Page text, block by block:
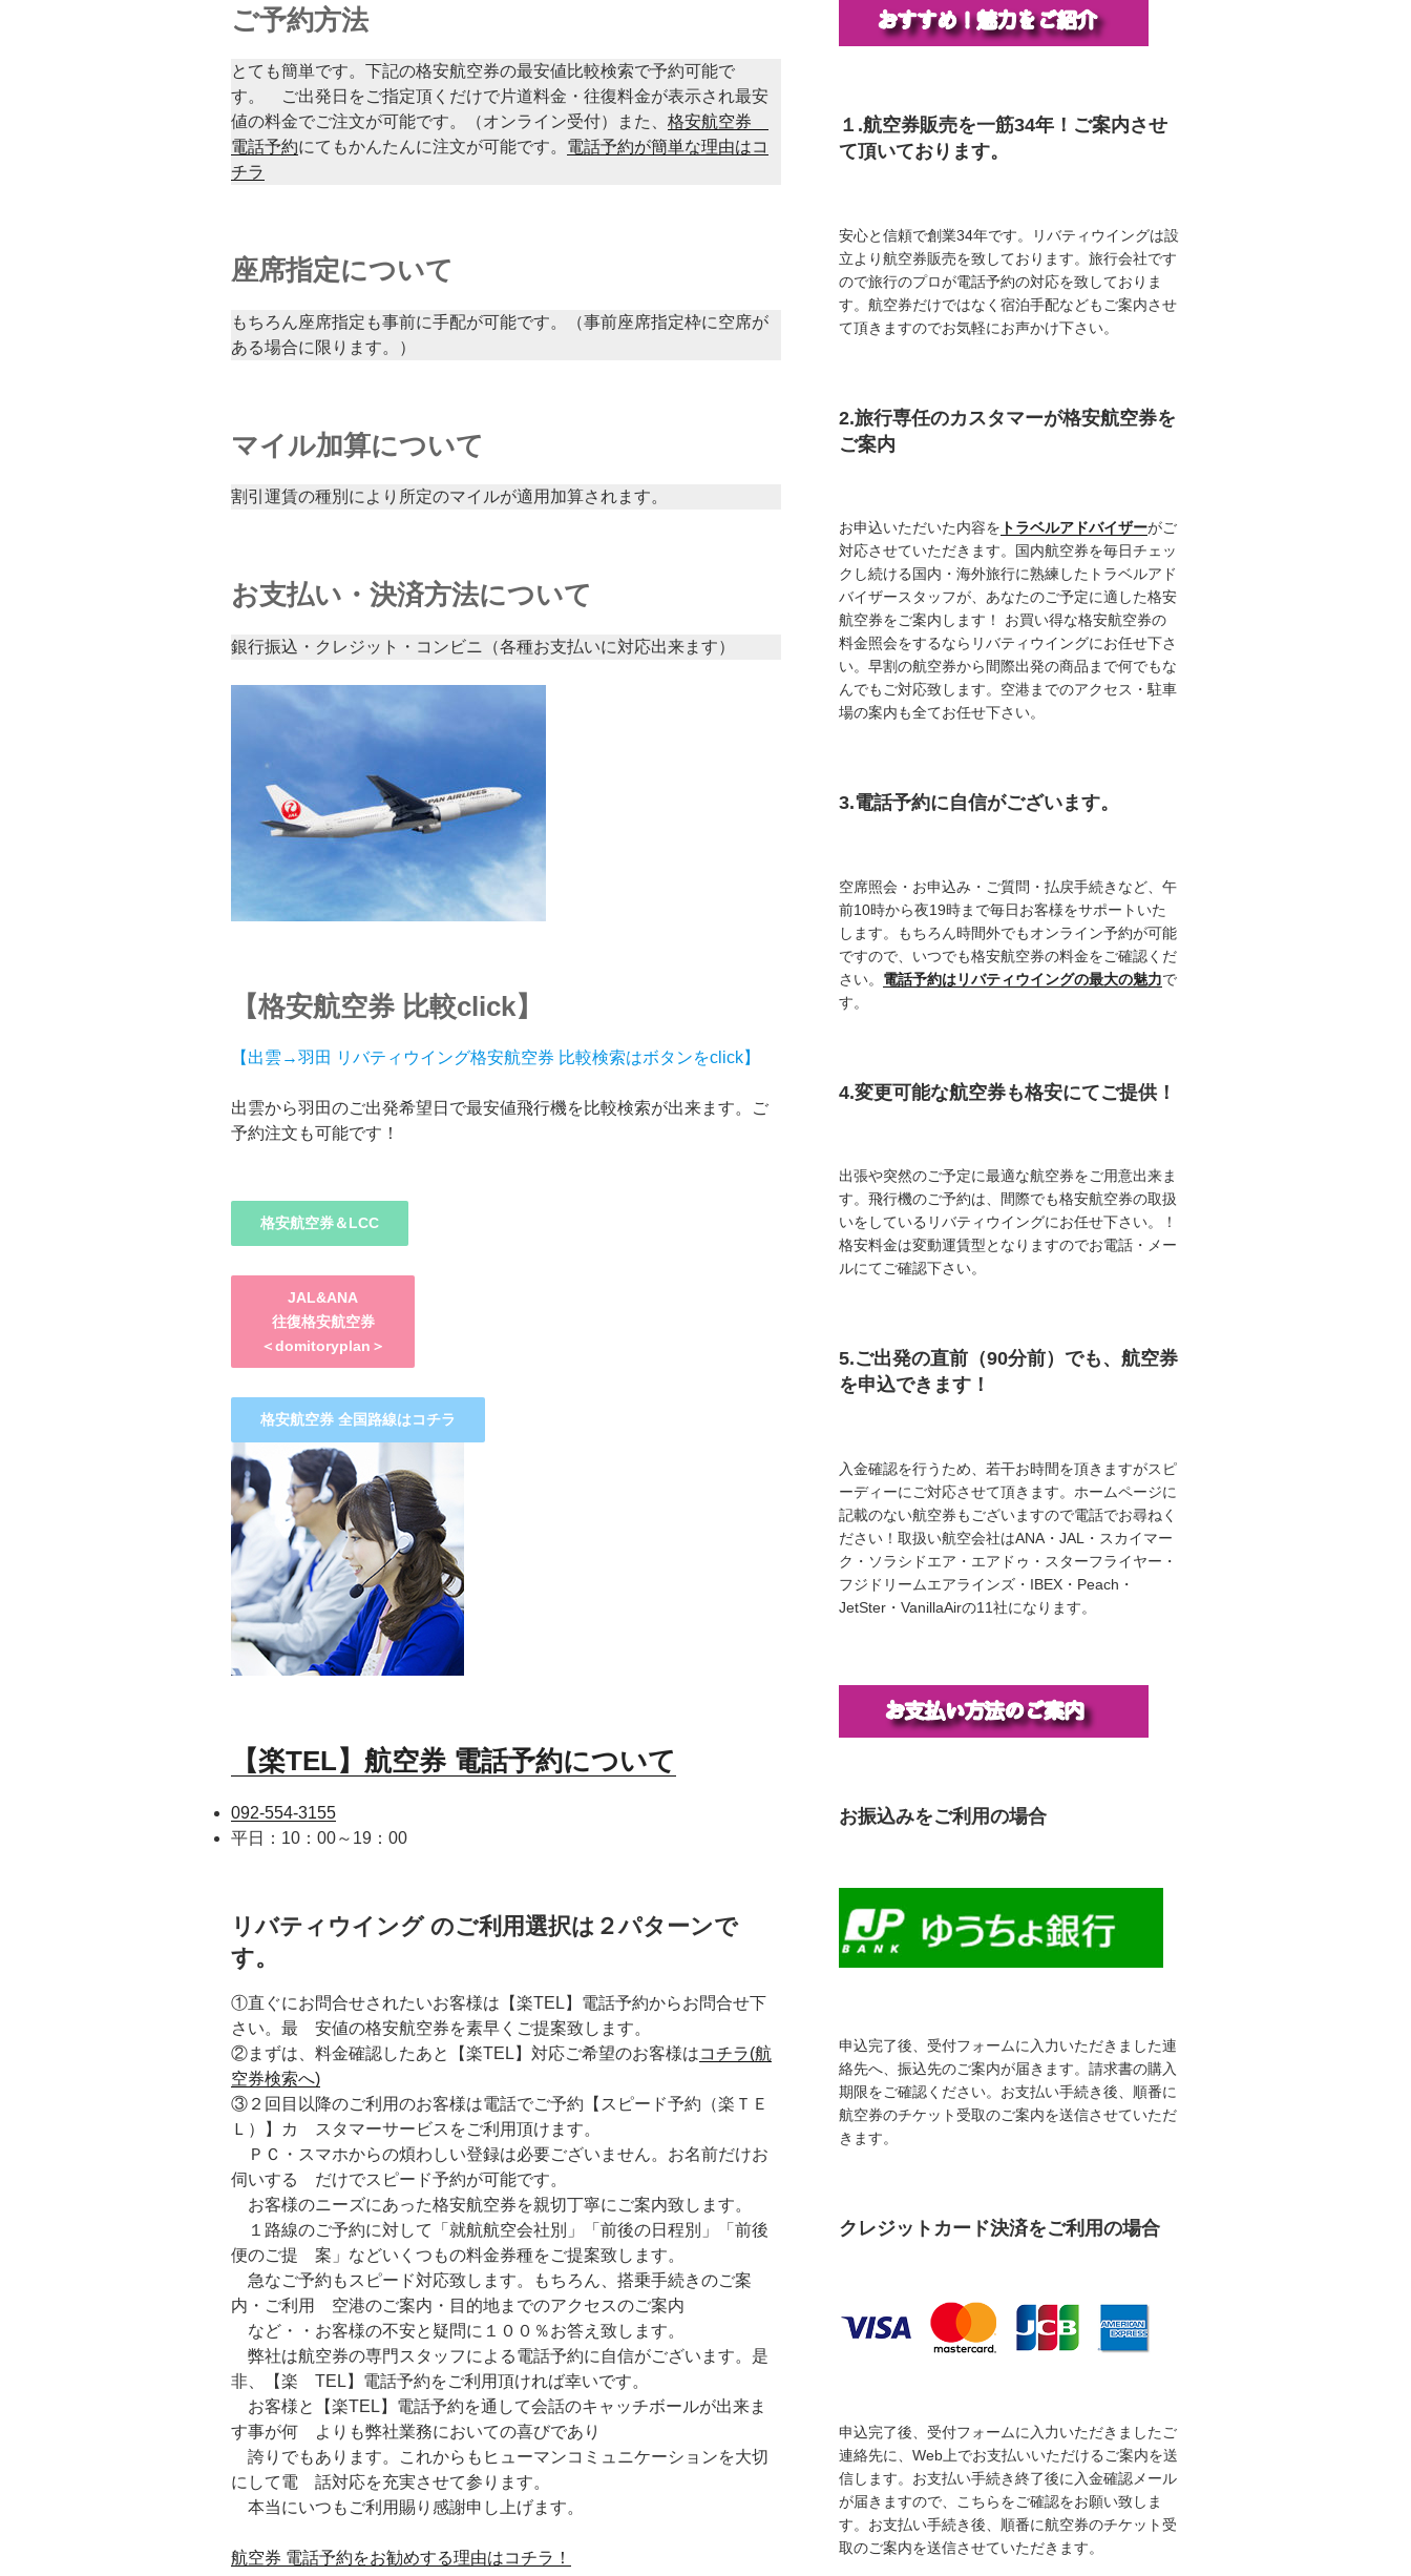
ご予約方法
とても簡単です。下記の格安航空券の最安値比較検索で予約可能で
す。 ご出発日をご指定頂くだけで片道料金・往復料金が表示され最安
値の料金でご注文が可能です。（オンライン受付）また、 格安航空券
電話予約にてもかんたんに注文が可能です。 電話予約が簡単な理由はコ
チラ
座席指定について
もちろん座席指定も事前に手配が可能です。（事前座席指定枠に空席が
ある場合に限ります。）
マイル加算について
割引運賃の種別により所定のマイルが適用加算されます。
お支払い・決済方法について
銀行振込・クレジット・コンビニ（各種お支払いに対応出来ます）
【格安航空券 比較click】
【出雲→羽田 リバティウイング格安航空券 比較検索はボタンをclick】
出雲から羽田のご出発希望日で最安値飛行機を比較検索が出来ます。ご
予約注文も可能です！
格安航空券＆LCC
JAL&ANA
往復格安航空券
＜domitoryplan＞
格安航空券 全国路線はコチラ
【楽TEL】航空券 電話予約について
092-554-3155
平日：10：00～19：00
リバティウイング のご利用選択は２パターンで
す。
①直ぐにお問合せされたいお客様は【楽TEL】電話予約からお問合せ下
さい。最 安値の格安航空券を素早くご提案致します。
②まずは、料金確認したあと【楽TEL】対応ご希望のお客様はコチラ(航
空券検索へ)
③２回目以降のご利用のお客様は電話でご予約【スピード予約（楽ＴＥ
Ｌ）】カ スタマーサービスをご利用頂けます。
ＰＣ・スマホからの煩わしい登録は必要ございません。お名前だけお
伺いする だけでスピード予約が可能です。
お客様のニーズにあった格安航空券を親切丁寧にご案内致します。
１路線のご予約に対して「就航航空会社別」「前後の日程別」「前後
便のご提 案」などいくつもの料金券種をご提案致します。
急なご予約もスピード対応致します。もちろん、搭乗手続きのご案
内・ご利用 空港のご案内・目的地までのアクセスのご案内
など・・お客様の不安と疑問に１００％お答え致します。
弊社は航空券の専門スタッフによる電話予約に自信がございます。是
非、【楽 TEL】電話予約をご利用頂ければ幸いです。
お客様と【楽TEL】電話予約を通して会話のキャッチボールが出来ま
す事が何 よりも弊社業務においての喜びであり
誇りでもあります。これからもヒューマンコミュニケーションを大切
にして電 話対応を充実させて参ります。
本当にいつもご利用賜り感謝申し上げます。
航空券 電話予約をお勧めする理由はコチラ！
１.航空券販売を一筋34年！ご案内させ
て頂いております。
安心と信頼で創業34年です。リバティウイングは設
立より航空券販売を致しております。旅行会社です
ので旅行のプロが電話予約の対応を致しておりま
す。航空券だけではなく宿泊手配などもご案内させ
て頂きますのでお気軽にお声かけ下さい。
2.旅行専任のカスタマーが格安航空券を
ご案内
お申込いただいた内容を トラベルアドバイザーがご
対応させていただきます。国内航空券を毎日チェッ
クし続ける国内・海外旅行に熟練したトラベルアド
バイザースタッフが、あなたのご予定に適した格安
航空券をご案内します！ お買い得な格安航空券の
料金照会をするならリバティウイングにお任せ下さ
い。早割の航空券から間際出発の商品まで何でもな
んでもご対応致します。空港までのアクセス・駐車
場の案内も全てお任せ下さい。
3.電話予約に自信がございます。
空席照会・お申込み・ご質問・払戻手続きなど、午
前10時から夜19時まで毎日お客様をサポートいた
します。もちろん時間外でもオンライン予約が可能
ですので、いつでも格安航空券の料金をご確認くだ
さい。 電話予約はリバティウイングの最大の魅力で
す。
4.変更可能な航空券も格安にてご提供！
出張や突然のご予定に最適な航空券をご用意出来ま
す。飛行機のご予約は、間際でも格安航空券の取扱
いをしているリバティウイングにお任せ下さい。！
格安料金は変動運賃型となりますのでお電話・メー
ルにてご確認下さい。
5.ご出発の直前（90分前）でも、航空券
を申込できます！
入金確認を行うため、若干お時間を頂きますがスピ
ーディーにご対応させて頂きます。ホームページに
記載のない航空券もございますので電話でお尋ねく
ださい！取扱い航空会社はANA・JAL・スカイマー
ク・ソラシドエア・エアドゥ・スターフライヤー・
フジドリームエアラインズ・IBEX・Peach・
JetSter・VanillaAirの11社になります。
お振込みをご利用の場合
申込完了後、受付フォームに入力いただきました連
絡先へ、振込先のご案内が届きます。請求書の購入
期限をご確認ください。お支払い手続き後、順番に
航空券のチケット受取のご案内を送信させていただ
きます。
クレジットカード決済をご利用の場合
申込完了後、受付フォームに入力いただきましたご
連絡先に、Web上でお支払いいただけるご案内を送
信します。お支払い手続き終了後に入金確認メール
が届きますので、こちらをご確認をお願い致しま
す。お支払い手続き後、順番に航空券のチケット受
取のご案内を送信させていただきます。